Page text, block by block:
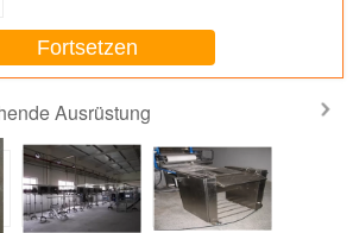
Fortsetzen
Ausrüstung